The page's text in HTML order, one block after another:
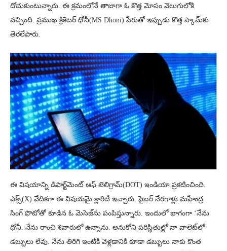
దోచుకుంటున్నారు. ఈ క్రమంలోనే తాజాగా ఓ కొత్త మోసం వెలుగులోకి
వచ్చింది. ప్రముఖ క్రికెటర్ ధోనీ(MS Dhoni) పేరుతో ఇప్పుడు కొత్త స్కామ్‌కు
తెరలేపారు.
ఈ విషయాన్ని డిపార్ట్‌మెంట్‌ ఆఫ్‌ టెలిగ్రామ్‌(DOT) ఇండియా ప్రకటించింది.
ఎక్స్(X) వేదికగా ఈ విషయమై క్లారిటీ ఇచ్చారు. సైబర్ నేరగాళ్లు మహేంద్ర
సింగ్ ఫొటోతో కూడిన ఓ మెసెజ్‌ను పంపిస్తున్నారు. ఇందులో భాగంగా ‘నేను
ధోనీ. నేను రాంచి శివారులో ఉన్నాను. అనుకోని పరిస్థితుల్లో నా వాలెట్‌లో
డబ్బులు లేవు. నేను తిరిగి ఇంటికి వెళ్లడానికి కూడా డబ్బులు నాకు కొంత